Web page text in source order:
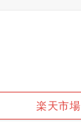
楽天市場